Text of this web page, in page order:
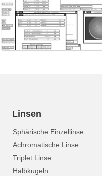
Linsen
Sphärische Einzellinse
Achromatische Linse
Triplet Linse
Halbkugeln